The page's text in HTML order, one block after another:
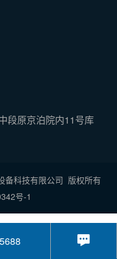
段原京泊院内11号库
备科技有限公司 版权所有
号-1